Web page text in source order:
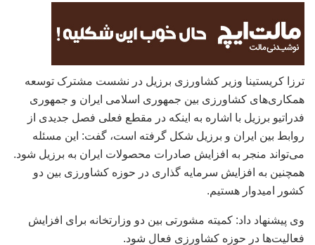
ترزا کریستینا وزیر کشاورزی برزیل در نشست مشترک توسعه
همکاری‌های کشاورزی بین جمهوری اسلامی ایران و جمهوری
فدراتیو برزیل با اشاره به اینکه در مقطع فعلی فصل جدیدی از
روابط بین ایران و برزیل شکل گرفته است، گفت: این مسئله
می‌تواند منجر به افزایش صادرات محصولات ایران به برزیل شود.
همچنین به افزایش سرمایه گذاری در حوزه کشاورزی بین دو
کشور امیدوار هستیم.
وی پیشنهاد داد: کمیته مشورتی بین دو وزارتخانه برای افزایش
فعالیت‌ها در حوزه کشاورزی فعال شود.